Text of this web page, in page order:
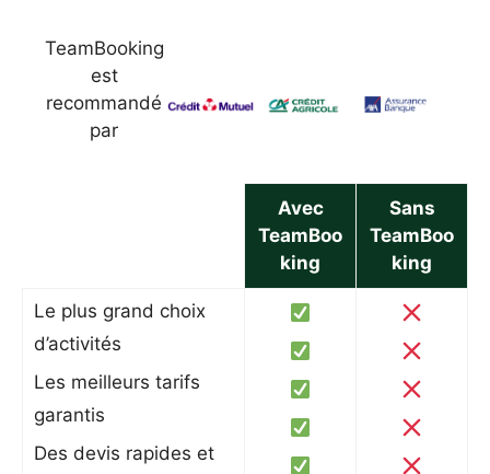
TeamBooking
est
recommandé
par
Avec
TeamBoo
king
Sans
TeamBoo
king
Le plus grand choix
d’activités
Les meilleurs tarifs
garantis
Des devis rapides et